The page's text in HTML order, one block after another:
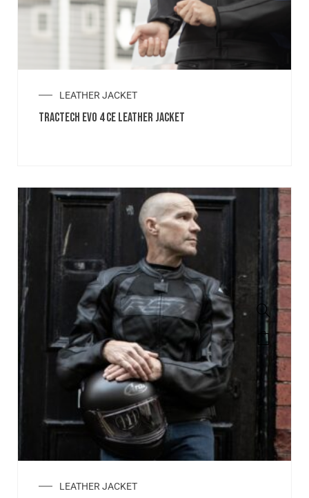
LEATHER JACKET
TRACTECH EVO 4 CE LEATHER JACKET
LEATHER JACKET